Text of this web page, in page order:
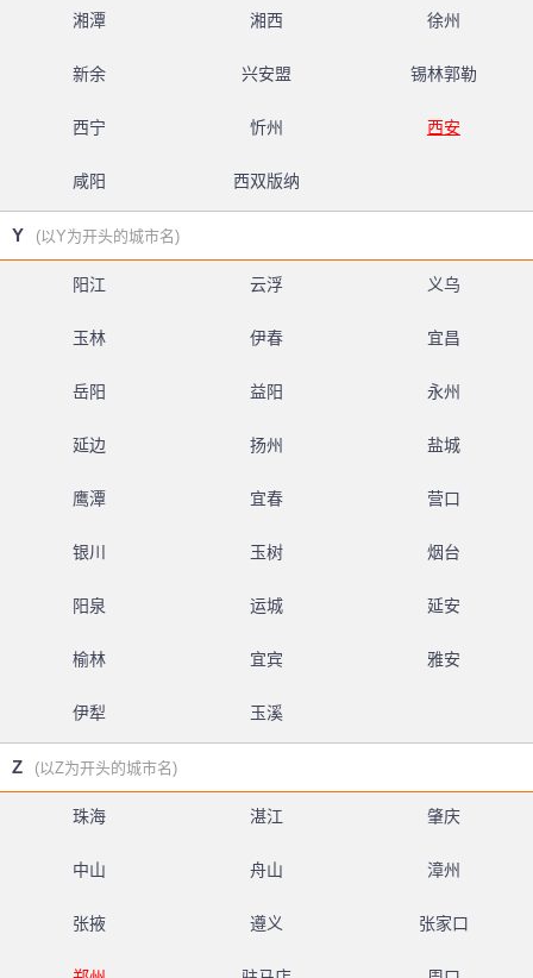
湘潭 湘西 徐州
新余 兴安盟 锡林郭勒
西宁 忻州 西安
咸阳 西双版纳
Y (以Y为开头的城市名)
阳江 云浮 义乌
玉林 伊春 宜昌
岳阳 益阳 永州
延边 扬州 盐城
鹰潭 宜春 营口
银川 玉树 烟台
阳泉 运城 延安
榆林 宜宾 雅安
伊犁 玉溪
Z (以Z为开头的城市名)
珠海 湛江 肇庆
中山 舟山 漳州
张掖 遵义 张家口